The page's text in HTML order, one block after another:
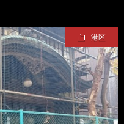
港区